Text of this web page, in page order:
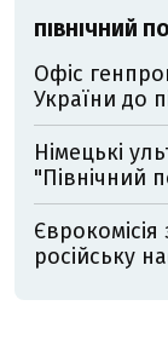
ПІВНІЧНИЙ
Офіс
України до
Німецькі
"Північний
російську